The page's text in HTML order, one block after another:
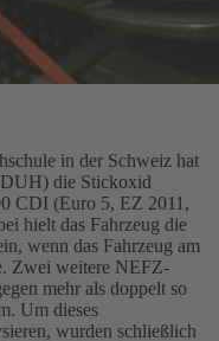
in der Schweiz hat
die Stickoxid
CDI (Euro 5, EZ 2011,
hielt das Fahrzeug die
wenn das Fahrzeug am
Zwei weitere NEFZ-
mehr als doppelt so
Um dieses
wurden schließlich